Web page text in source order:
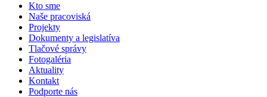
Kto sme
Naše pracoviská
Projekty
Dokumenty a legislatíva
Tlačové správy
Fotogaléria
Aktuality
Kontakt
Podporte nás